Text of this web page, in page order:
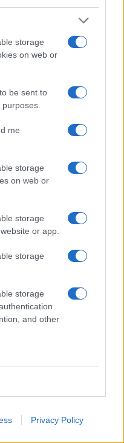
storage
on web or
be sent to
me
storage
on web or
storage
or app.
storage
storage
and other
Privacy Policy
ha paura che
la sua arma di
con Putin